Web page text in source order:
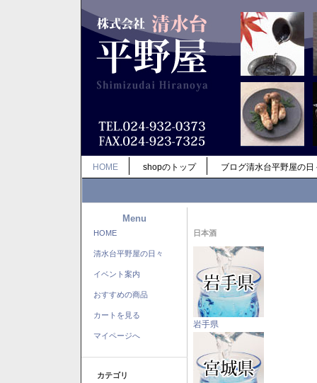
HOME shopのトップ ブログ清水台平野屋の日
Menu
HOME
清水台平野屋の日々
イベント案内
おすすめの商品
カートを見る
マイページへ
カテゴリ
日本酒
岩手県